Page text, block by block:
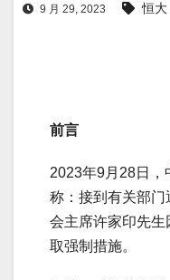
9 月 29, 2023 恒大
前言
2023年9月28日，
称：接到有关部
会主席许家印先
取强制措施。